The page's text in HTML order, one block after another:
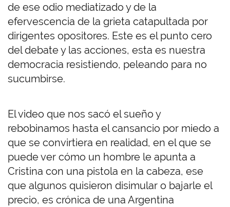
de ese odio mediatizado y de la
efervescencia de la grieta catapultada por
dirigentes opositores. Este es el punto cero
del debate y las acciones, esta es nuestra
democracia resistiendo, peleando para no
sucumbirse.
El video que nos sacó el sueño y
rebobinamos hasta el cansancio por miedo a
que se convirtiera en realidad, en el que se
puede ver cómo un hombre le apunta a
Cristina con una pistola en la cabeza, ese
que algunos quisieron disimular o bajarle el
precio, es crónica de una Argentina